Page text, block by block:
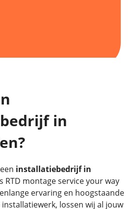
in
installatiebedrijf in
RTD montage service your way
ervaring en hoogstaande
lossen wij al jouw